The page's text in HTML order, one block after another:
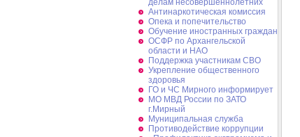
делам несовершеннолетних
Антинаркотическая комиссия
Опека и попечительство
Обучение иностранных граждан
ОСФР по Архангельской
области и НАО
Поддержка участникам СВО
Укрепление общественного
здоровья
ГО и ЧС Мирного информирует
МО МВД России по ЗАТО
г.Мирный
Муниципальная cлужба
Противодействие коррупции